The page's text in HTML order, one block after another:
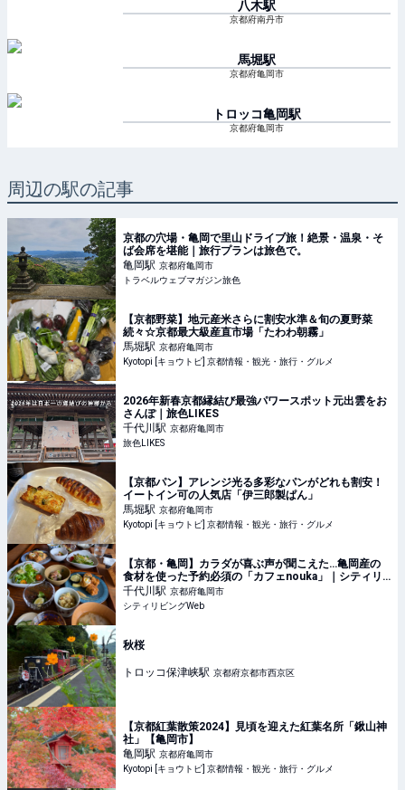
八木駅
京都府南丹市
馬堀駅
京都府亀岡市
トロッコ亀岡駅
京都府亀岡市
周辺の駅の記事
京都の穴場・亀岡で里山ドライブ旅！絶景・温泉・そ
ば会席を堪能｜旅行プランは旅色で。
亀岡駅 京都府亀岡市
トラベルウェブマガジン旅色
【京都野菜】地元産米さらに割安水準＆旬の夏野菜
続々☆京都最大級産直市場「たわわ朝霧」
馬堀駅 京都府亀岡市
Kyotopi [キョウトピ] 京都情報・観光・旅行・グルメ
2026年新春京都縁結び最強パワースポット元出雲をお
さんぽ｜旅色LIKES
千代川駅 京都府亀岡市
旅色LIKES
【京都パン】アレンジ光る多彩なパンがどれも割安！
イートイン可の人気店「伊三郎製ぱん」
馬堀駅 京都府亀岡市
Kyotopi [キョウトピ] 京都情報・観光・旅行・グルメ
【京都・亀岡】カラダが喜ぶ声が聞こえた…亀岡産の
食材を使った予約必須の「カフェnouka」｜シティリ
ビングWeb
千代川駅 京都府亀岡市
シティリビングWeb
秋桜
トロッコ保津峡駅 京都府京都市西京区
【京都紅葉散策2024】見頃を迎えた紅葉名所「鍬山神
社」【亀岡市】
亀岡駅 京都府亀岡市
Kyotopi [キョウトピ] 京都情報・観光・旅行・グルメ